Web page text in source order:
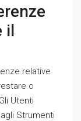
il
relative
o
Utenti
Strumenti